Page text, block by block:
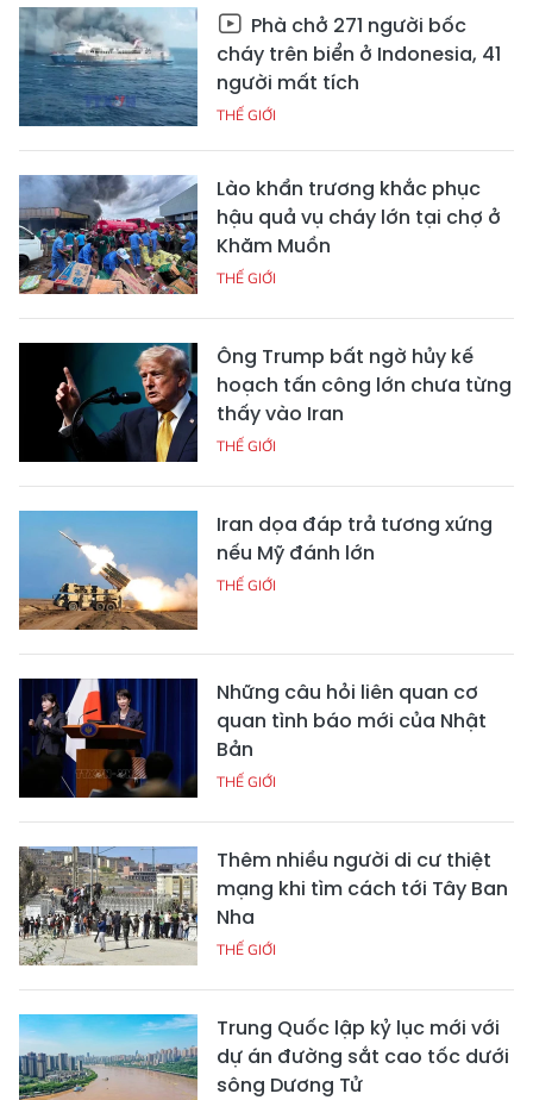
Phà chở 271 người bốc
cháy trên biển ở Indonesia, 41
người mất tích
THẾ GIỚI
Lào khẩn trương khắc phục
hậu quả vụ cháy lớn tại chợ ở
Khăm Muồn
THẾ GIỚI
Ông Trump bất ngờ hủy kế
hoạch tấn công lớn chưa từng
thấy vào Iran
THẾ GIỚI
Iran dọa đáp trả tương xứng
nếu Mỹ đánh lớn
THẾ GIỚI
Những câu hỏi liên quan cơ
quan tình báo mới của Nhật
Bản
THẾ GIỚI
Thêm nhiều người di cư thiệt
mạng khi tìm cách tới Tây Ban
Nha
THẾ GIỚI
Trung Quốc lập kỷ lục mới với
dự án đường sắt cao tốc dưới
sông Dương Tử